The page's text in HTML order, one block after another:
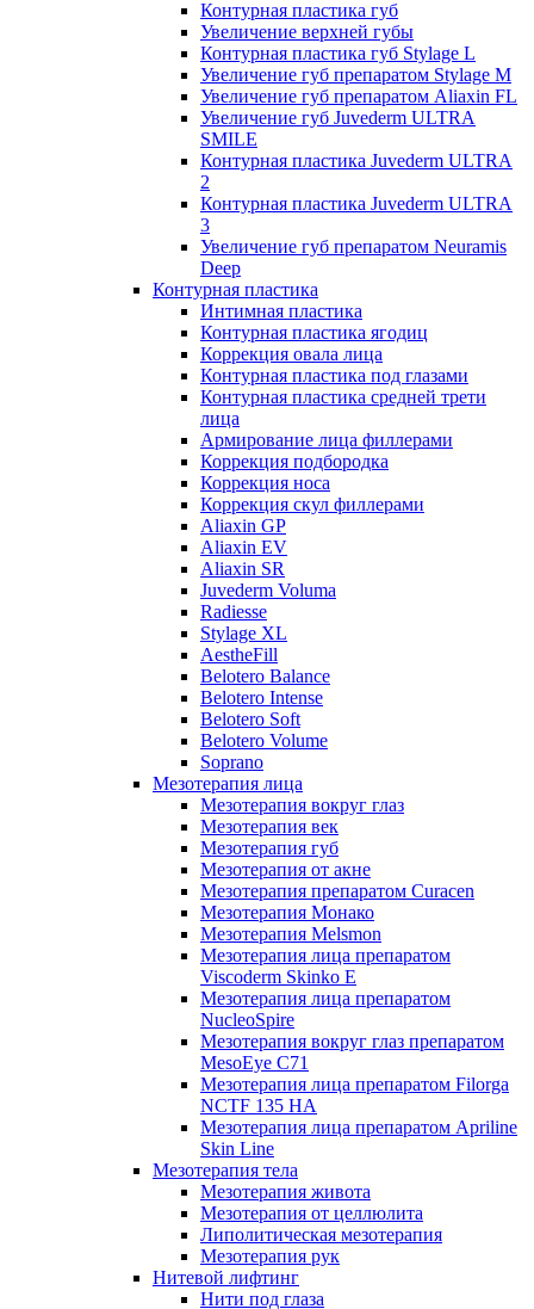
Контурная пластика губ
Увеличение верхней губы
Контурная пластика губ Stylage L
Увеличение губ препаратом Stylage M
Увеличение губ препаратом Aliaxin FL
Увеличение губ Juvederm ULTRA
SMILE
Контурная пластика Juvederm ULTRA
2
Контурная пластика Juvederm ULTRA
3
Увеличение губ препаратом Neuramis
Deep
Контурная пластика
Интимная пластика
Контурная пластика ягодиц
Коррекция овала лица
Контурная пластика под глазами
Контурная пластика средней трети
лица
Армирование лица филлерами
Коррекция подбородка
Коррекция носа
Коррекция скул филлерами
Aliaxin GP
Aliaxin EV
Aliaxin SR
Juvederm Voluma
Radiesse
Stylage XL
AestheFill
Belotero Balance
Belotero Intense
Belotero Soft
Belotero Volume
Soprano
Мезотерапия лица
Мезотерапия вокруг глаз
Мезотерапия век
Мезотерапия губ
Мезотерапия от акне
Мезотерапия препаратом Curacen
Мезотерапия Монако
Мезотерапия Melsmon
Мезотерапия лица препаратом
Viscoderm Skinko E
Мезотерапия лица препаратом
NucleoSpire
Мезотерапия вокруг глаз препаратом
MesoEye С71
Мезотерапия лица препаратом Filorga
NCTF 135 HA
Мезотерапия лица препаратом Apriline
Skin Line
Мезотерапия тела
Мезотерапия живота
Мезотерапия от целлюлита
Липолитическая мезотерапия
Мезотерапия рук
Нитевой лифтинг
Нити под глаза